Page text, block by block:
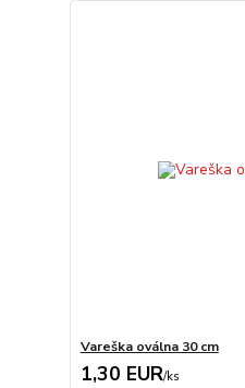
Vareška oválna 30 cm
1,30 EUR/ks